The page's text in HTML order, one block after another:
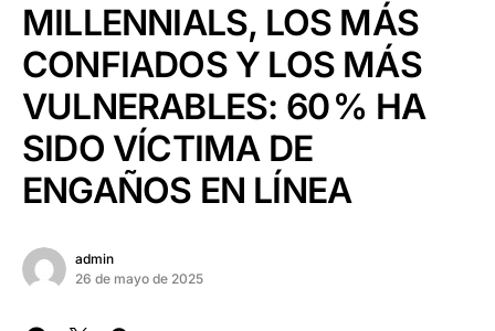
MILLENNIALS, LOS MÁS
CONFIADOS Y LOS MÁS
VULNERABLES: 60 % HA
SIDO VÍCTIMA DE
ENGAÑOS EN LÍNEA
admin
26 de mayo de 2025